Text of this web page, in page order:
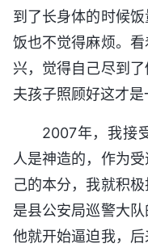
到了长身体的时候
饭也不觉得麻烦。
兴，觉得自己尽到
夫孩子照顾好这才是
2007年，我接
人是神造的，作为
己的本分，我就积
是县公安局巡警大
他就开始逼迫我，